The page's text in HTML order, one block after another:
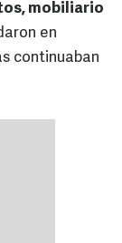
mobiliario
en
continuaban